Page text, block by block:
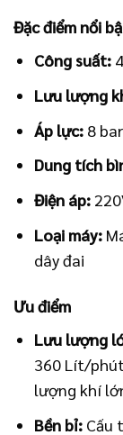
Đặc điểm nổi
Công suất:
Lưu lượng
Áp lực: 8 bar
Dung tích
Điện áp:
Loại máy:
dây đai
Ưu điểm
Lưu lượng
360 Lít/
lượng khí
Bền bỉ: Cấu